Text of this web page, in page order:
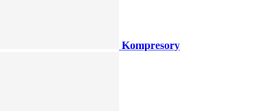
Kompresory